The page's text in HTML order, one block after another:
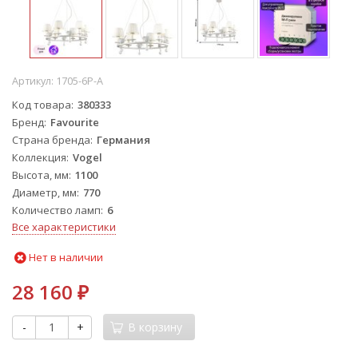
Артикул: 1705-6P-A
Код товара 380333
Бренд Favourite
Страна бренда Германия
Коллекция Vogel
Высота, мм 1100
Диаметр, мм 770
Количество ламп 6
Все характеристики
Нет в наличии
28 160 ₽
- + В корзину